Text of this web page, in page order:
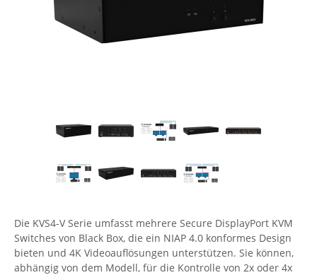
Energiemessung
Energieverteilung
IP, WLAN & GSM Sensorik
IoT - Internet of Things
IPC, Industrielle Netzwerktechnik & WLAN
IT Netzwerktechnik / Kommunikation
RMA / Rücksendung / Support
Comet System
CompleTech
Fokus Technologies
Gude
Guntermann & Drunck
High Sec Labs
Die KVS4-V Serie umfasst mehrere Secure DisplayPort KVM
Switches von Black Box, die ein NIAP 4.0 konformes Design
bieten und 4K Videoauflösungen unterstützen. Sie können,
abhängig von dem Modell, für die Kontrolle von 2x oder 4x